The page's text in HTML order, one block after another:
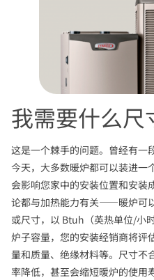
我需要什么尺
这是一个棘手的问题。曾经有一
今天，大多数暖炉都可以装进一
会影响您家中的安装位置和安装
论都与加热能力有关——暖炉可
或尺寸，以 Btuh（英热单位/小
炉子容量，您的安装经销商将评
量和质量、绝缘材料等。尺寸不
率降低，甚至会缩短暖炉的使用